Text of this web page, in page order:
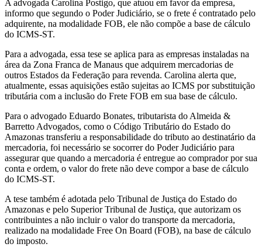
A advogada Carolina Postigo, que atuou em favor da empresa,
informo que segundo o Poder Judiciário, se o frete é contratado pelo
adquirente, na modalidade FOB, ele não compõe a base de cálculo
do ICMS-ST.
Para a advogada, essa tese se aplica para as empresas instaladas na
área da Zona Franca de Manaus que adquirem mercadorias de
outros Estados da Federação para revenda. Carolina alerta que,
atualmente, essas aquisições estão sujeitas ao ICMS por substituição
tributária com a inclusão do Frete FOB em sua base de cálculo.
Para o advogado Eduardo Bonates, tributarista do Almeida &
Barretto Advogados, como o Código Tributário do Estado do
Amazonas transferiu a responsabilidade do tributo ao destinatário da
mercadoria, foi necessário se socorrer do Poder Judiciário para
assegurar que quando a mercadoria é entregue ao comprador por sua
conta e ordem, o valor do frete não deve compor a base de cálculo
do ICMS-ST.
A tese também é adotada pelo Tribunal de Justiça do Estado do
Amazonas e pelo Superior Tribunal de Justiça, que autorizam os
contribuintes a não incluir o valor do transporte da mercadoria,
realizado na modalidade Free On Board (FOB), na base de cálculo
do imposto.